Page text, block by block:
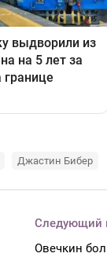
Джастин Бибер
Следующий
Овечкин